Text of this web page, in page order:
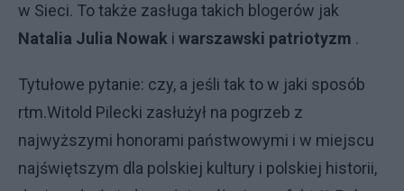
w Sieci. To także zasługa takich blogerów jak
Natalia Julia Nowak i warszawski patriotyzm .
Tytułowe pytanie: czy, a jeśli tak to w jaki sposób
rtm.Witold Pilecki zasłużył na pogrzeb z
najwyższymi honorami państwowymi i w miejscu
najświętszym dla polskiej kultury i polskiej historii,